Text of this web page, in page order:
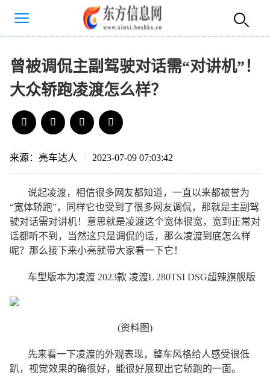
曾被调侃主副驾驶对话需“对讲机”！
大众轿跑凌渡怎么样？
来源：亮车达人 2023-07-09 07:03:42
说起凌渡，相信很多网友都知道，一直以来都被誉为
“宽体轿跑”，同样它也受到了很多网友调侃，那就是主副驾
驶对话需对讲机！意思就是凌渡这个宽体很宽，宽到正常对
话都听不到，当然这只是调侃的话，那么凌渡到底怎么样
呢？那么接下来小亮就带大家看一下它！
车型版本为凌渡 2023款 凌渡L 280TSI DSG超辣旗舰版
(资料图)
先来看一下凌渡的外观表现，整车风格给人感受很低
趴，视觉效果的确很好，能很好展现出它轿跑的一面。